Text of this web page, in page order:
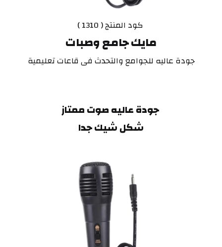
كود المنتج ( 1310 )
مايك جامع وصبات
جودة عاليه للجوامع والتحدث فى قاعات تعليمية
جودة عاليه صوت ممتاز
شكل شيك جدا